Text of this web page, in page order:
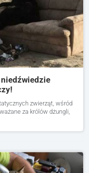
zwierząt, wśród
za królów dżungli,